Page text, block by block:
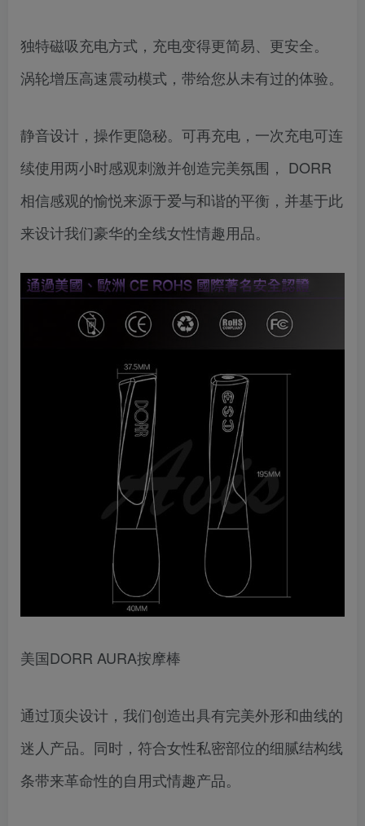
独特磁吸充电方式，充电变得更简易、更安全。
涡轮增压高速震动模式，带给您从未有过的体验。
静音设计，操作更隐秘。可再充电，一次充电可连
续使用两小时感观刺激并创造完美氛围， DORR
相信感观的愉悦来源于爱与和谐的平衡，并基于此
来设计我们豪华的全线女性情趣用品。
美国DORR AURA按摩棒
通过顶尖设计，我们创造出具有完美外形和曲线的
迷人产品。同时，符合女性私密部位的细腻结构线
条带来革命性的自用式情趣产品。